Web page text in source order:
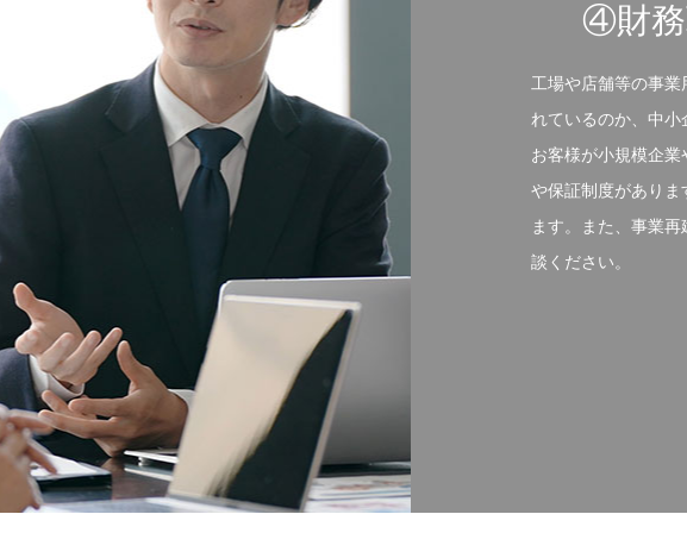
④財務
工場や店舗等の事
れているのか、中小
お客様が小規模企
や保証制度がありま
ます。また、事業
談ください。